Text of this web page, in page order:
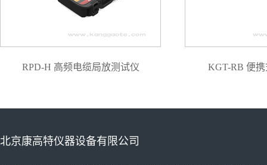
RPD-H 高频电缆局放测试仪 KGT-RB 便
北京康高特仪器设备有限公司